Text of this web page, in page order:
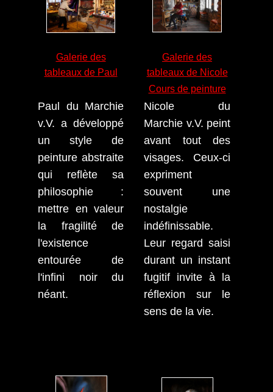
Galerie des
tableaux de Paul
Galerie des
tableaux de Nicole
Cours de peinture
Paul du Marchie
v.V. a développé
un style de
peinture abstraite
qui reflète sa
philosophie :
mettre en valeur
la fragilité de
l'existence
entourée de
l'infini noir du
néant.
Nicole du
Marchie v.V. peint
avant tout des
visages. Ceux-ci
expriment
souvent une
nostalgie
indéfinissable.
Leur regard saisi
durant un instant
fugitif invite à la
réflexion sur le
sens de la vie.